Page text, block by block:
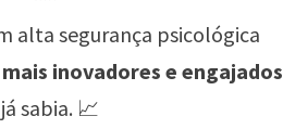
alta segurança psicológica
mais inovadores e engajados
sabia. 📈